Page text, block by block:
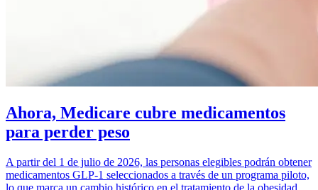
Ahora, Medicare cubre medicamentos
para perder peso
A partir del 1 de julio de 2026, las personas elegibles podrán obtener
medicamentos GLP-1 seleccionados a través de un programa piloto,
lo que marca un cambio histórico en el tratamiento de la obesidad